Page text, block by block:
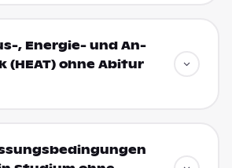
, Energie- und An­
(HEAT) ohne Abitur